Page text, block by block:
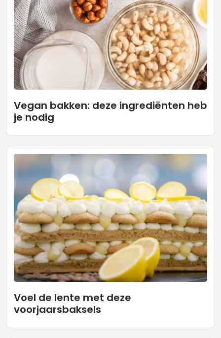
Vegan bakken: deze ingrediënten heb
je nodig
Voel de lente met deze
voorjaarsbaksels